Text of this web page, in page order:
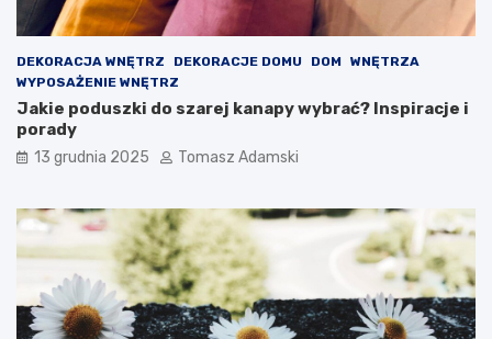
DEKORACJA WNĘTRZ DEKORACJE DOMU DOM
WNĘTRZA
WYPOSAŻENIE WNĘTRZ
Jakie poduszki do szarej kanapy wybrać? Inspiracje i
porady
13 grudnia 2025 Tomasz Adamski